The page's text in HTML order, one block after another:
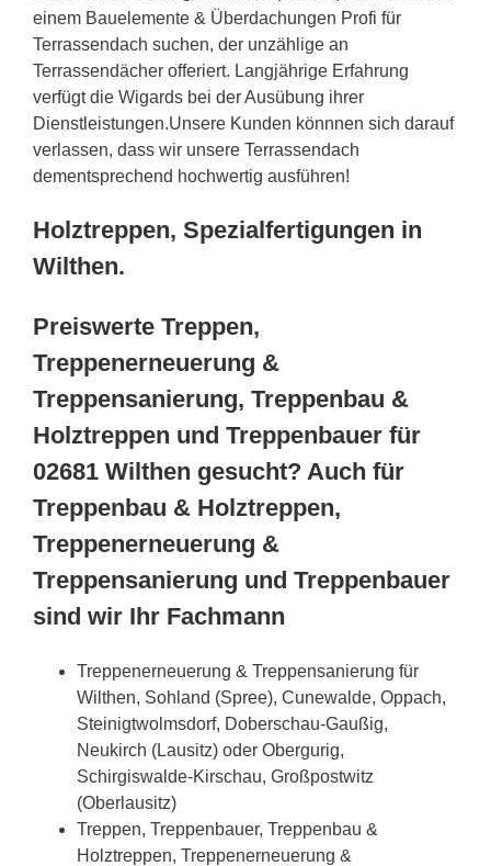
einem Bauelemente & Überdachungen Profi für
Terrassendach suchen, der unzählige an
Terrassendächer offeriert. Langjährige Erfahrung
verfügt die Wigards bei der Ausübung ihrer
Dienstleistungen.Unsere Kunden könnnen sich darauf
verlassen, dass wir unsere Terrassendach
dementsprechend hochwertig ausführen!
Holztreppen, Spezialfertigungen in
Wilthen.
Preiswerte Treppen,
Treppenerneuerung &
Treppensanierung, Treppenbau &
Holztreppen und Treppenbauer für
02681 Wilthen gesucht? Auch für
Treppenbau & Holztreppen,
Treppenerneuerung &
Treppensanierung und Treppenbauer
sind wir Ihr Fachmann
Treppenerneuerung & Treppensanierung für
Wilthen, Sohland (Spree), Cunewalde, Oppach,
Steinigtwolmsdorf, Doberschau-Gaußig,
Neukirch (Lausitz) oder Obergurig,
Schirgiswalde-Kirschau, Großpostwitz
(Oberlausitz)
Treppen, Treppenbauer, Treppenbau &
Holztreppen, Treppenerneuerung &